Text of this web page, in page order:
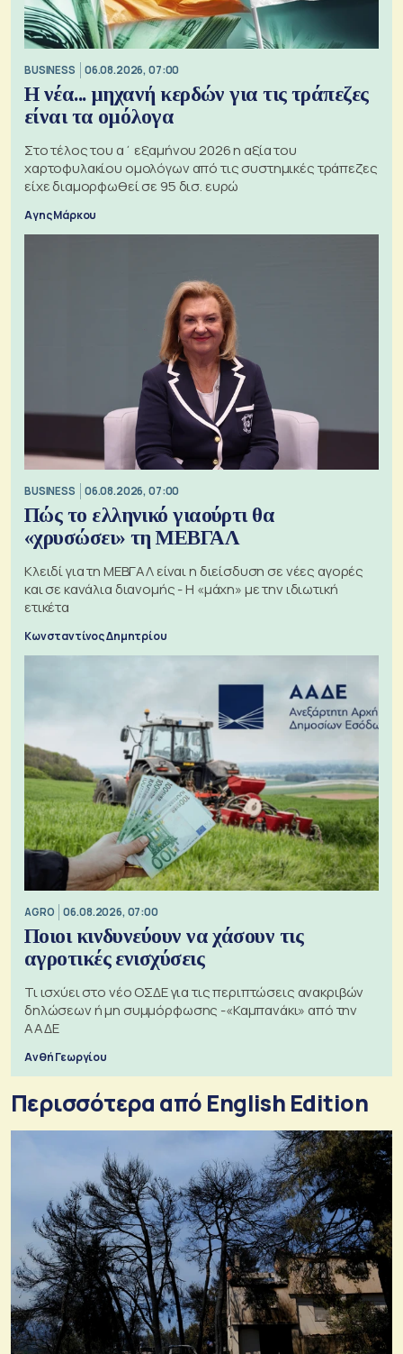
BUSINESS 06.08.2026, 07:00
Η νέα... μηχανή κερδών για τις τράπεζες
είναι τα ομόλογα
Στο τέλος του α΄ εξαμήνου 2026 η αξία του
χαρτοφυλακίου ομολόγων από τις συστημικές τράπεζες
είχε διαμορφωθεί σε 95 δισ. ευρώ
Αγης Μάρκου
BUSINESS 06.08.2026, 07:00
Πώς το ελληνικό γιαούρτι θα
«χρυσώσει» τη ΜΕΒΓΑΛ
Κλειδί για τη ΜΕΒΓΑΛ είναι η διείσδυση σε νέες αγορές
και σε κανάλια διανομής - Η «μάχη» με την ιδιωτική
ετικέτα
Κωνσταντίνος Δημητρίου
AGRO 06.08.2026, 07:00
Ποιοι κινδυνεύουν να χάσουν τις
αγροτικές ενισχύσεις
Τι ισχύει στο νέο ΟΣΔΕ για τις περιπτώσεις ανακριβών
δηλώσεων ή μη συμμόρφωσης -«Καμπανάκι» από την
ΑΑΔΕ
Ανθή Γεωργίου
Περισσότερα από English Edition